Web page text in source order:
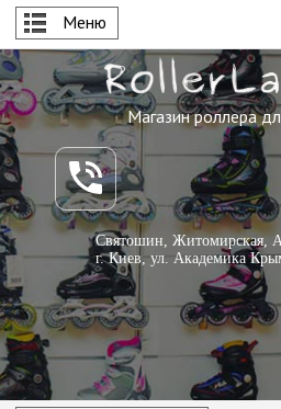
Меню
Магазин роллера
Святошин, Житомирская,
г. Киев, ул. Академика